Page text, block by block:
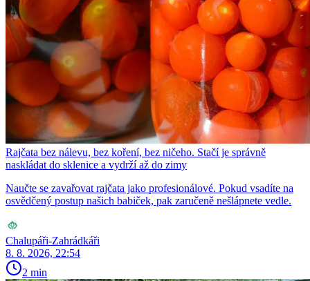
Rajčata bez nálevu, bez koření, bez ničeho. Stačí je správně
naskládat do sklenice a vydrží až do zimy
Naučte se zavařovat rajčata jako profesionálové. Pokud vsadíte na
osvědčený postup našich babiček, pak zaručeně nešlápnete vedle.
Chalupáři-Zahrádkáři
8. 8. 2026, 22:54
2 min